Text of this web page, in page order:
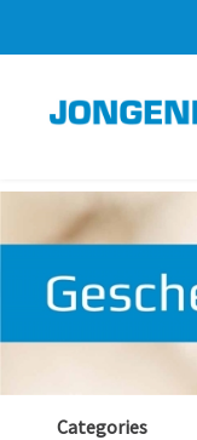
Categories